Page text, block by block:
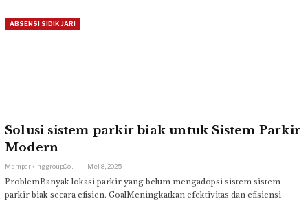
ABSENSI SIDIK JARI
Solusi sistem parkir biak untuk Sistem Parkir
Modern
Mei 8, 2025
ProblemBanyak lokasi parkir yang belum mengadopsi sistem sistem
parkir biak secara efisien. GoalMeningkatkan efektivitas dan efisiensi